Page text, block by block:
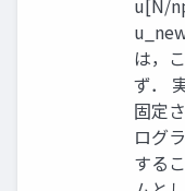
は，
ず．
固定
ログ
する